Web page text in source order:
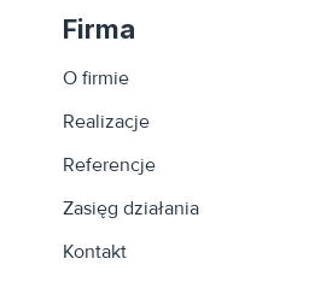
Rozumiemy, że relaks dla
Dlatego przygotowaliśmy
mógł znaleźć ten idealnie
Odkryj Nasze Fotele
Relaksacyjne:
Firma
O firmie
Realizacje
Referencje
Zasięg działania
Kontakt